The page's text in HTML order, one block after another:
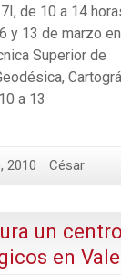
de 10 a 14
y 13 de marzo
Superior de
a 13
2010 César
un
en